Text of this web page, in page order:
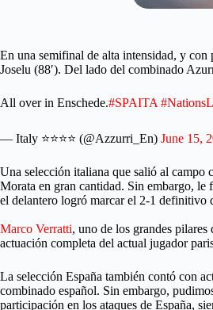
En una semifinal de alta intensidad, y
Joselu (88′). Del lado del combinado
All over in Enschede.#SPAITA
— Italy ⭐️⭐️⭐️⭐️ (@Azzurri_En) June 15,
Una selección italiana que salió al campo
Morata en gran cantidad. Sin embargo, le
el delantero logró marcar el 2-1 definitivo
Marco Verratti, uno de los grandes
actuación completa del actual jugador
La selección España también contó con
combinado español. Sin embargo,
participación en los ataques de España,